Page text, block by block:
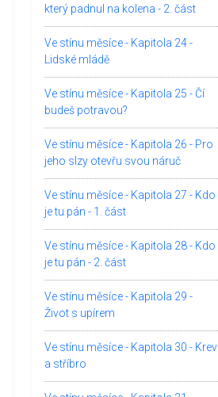
který padnul na kolena - 2. část
Ve stínu měsíce - Kapitola 24 -
Lidské mládě
Ve stínu měsíce - Kapitola 25 - Čí
budeš potravou?
Ve stínu měsíce - Kapitola 26 - Pro
jeho slzy otevřu svou náruč
Ve stínu měsíce - Kapitola 27 - Kdo
je tu pán - 1. část
Ve stínu měsíce - Kapitola 28 - Kdo
je tu pán - 2. část
Ve stínu měsíce - Kapitola 29 -
Život s upírem
Ve stínu měsíce - Kapitola 30 - Krev
a stříbro